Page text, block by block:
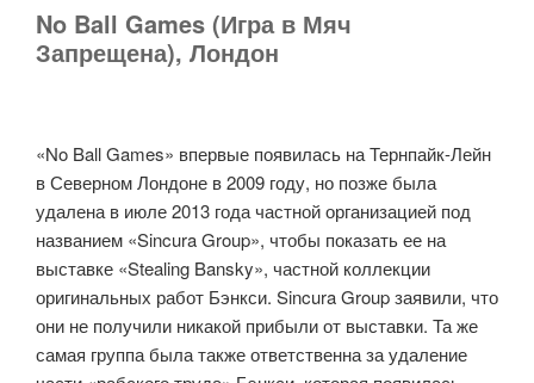
No Ball Games (Игра в Мяч
Запрещена), Лондон
«No Ball Games» впервые появилась на Тернпайк-Лейн
в Северном Лондоне в 2009 году, но позже была
удалена в июле 2013 года частной организацией под
названием «Sincura Group», чтобы показать ее на
выставке «Stealing Bansky», частной коллекции
оригинальных работ Бэнкси. Sincura Group заявили, что
они не получили никакой прибыли от выставки. Та же
самая группа была также ответственна за удаление